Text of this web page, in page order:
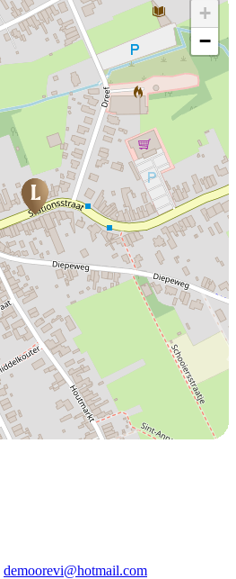
+
−
demoorevi@hotmail.com